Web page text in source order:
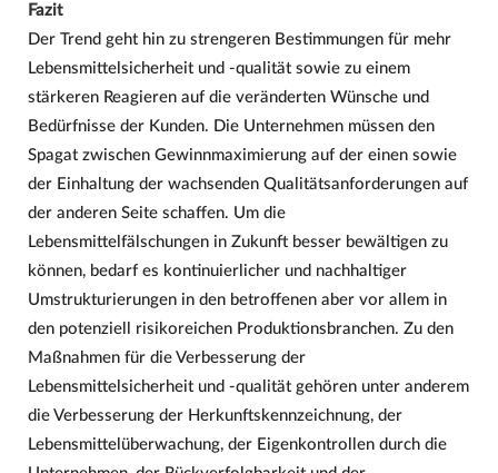
Fazit
Der Trend geht hin zu strengeren Bestimmungen für mehr
Lebensmittelsicherheit und -qualität sowie zu einem
stärkeren Reagieren auf die veränderten Wünsche und
Bedürfnisse der Kunden. Die Unternehmen müssen den
Spagat zwischen Gewinnmaximierung auf der einen sowie
der Einhaltung der wachsenden Qualitätsanforderungen auf
der anderen Seite schaffen. Um die
Lebensmittelfälschungen in Zukunft besser bewältigen zu
können, bedarf es kontinuierlicher und nachhaltiger
Umstrukturierungen in den betroffenen aber vor allem in
den potenziell risikoreichen Produktionsbranchen. Zu den
Maßnahmen für die Verbesserung der
Lebensmittelsicherheit und -qualität gehören unter anderem
die Verbesserung der Herkunftskennzeichnung, der
Lebensmittelüberwachung, der Eigenkontrollen durch die